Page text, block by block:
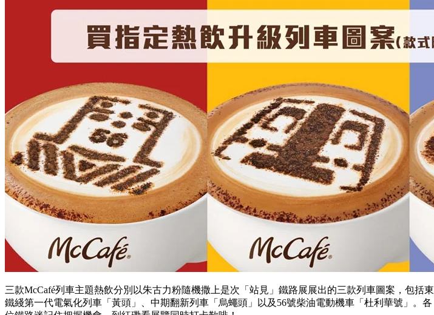
三款McCafé列車主題熱飲分別以朱古力粉隨機撒上是次「站見」鐵路展展出的三款列車圖案，包括東
鐵綫第一代電氣化列車「黃頭」、中期翻新列車「烏蠅頭」以及56號柴油電動機車「杜利華號」。各